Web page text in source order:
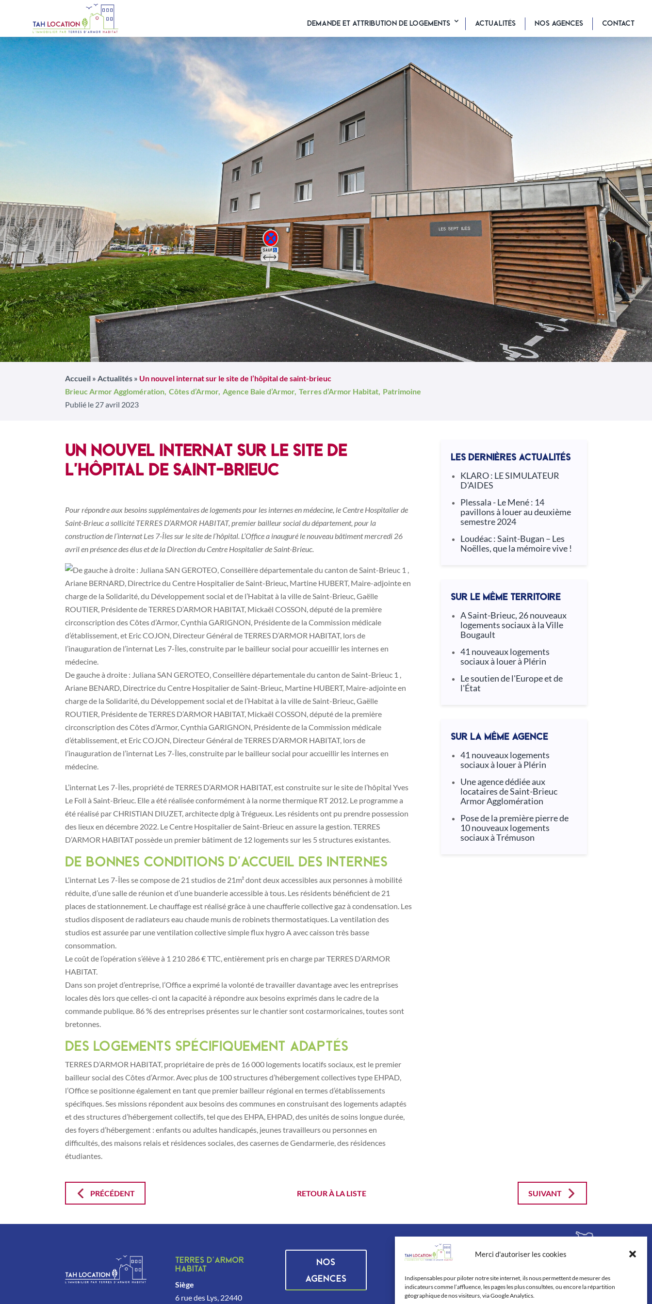
Merci d'autoriser les cookies
Indispensables pour piloter notre site internet, ils nous permettent de mesurer des
indicateurs comme l’affluence, les pages les plus consultées, ou encore la répartition
géographique de nos visiteurs, via Google Analytics.
DEMANDE ET ATTRIBUTION DE LOGEMENTS ACTUALITÉS NOS AGENCES CONTACT
Accueil »Actualités » Un nouvel internat sur le site de l’hôpital de saint-brieuc
Brieuc Armor Agglomération, Côtes d’Armor, Agence Baie d’Armor, Terres d’Armor Habitat, Patrimoine
Publié le 27 avril 2023
UN NOUVEL INTERNAT SUR LE SITE DE
L’HÔPITAL DE SAINT-BRIEUC
Pour répondre aux besoins supplémentaires de logements pour les internes en médecine, le Centre Hospitalier de
Saint-Brieuc a sollicité TERRES D’ARMOR HABITAT, premier bailleur social du département, pour la
construction de l’internat Les 7-Îles sur le site de l’hôpital. L’Office a inauguré le nouveau bâtiment mercredi 26
avril en présence des élus et de la Direction du Centre Hospitalier de Saint-Brieuc.
De gauche à droite : Juliana SAN GEROTEO, Conseillère départementale du canton de Saint-Brieuc 1 ,
Ariane BENARD, Directrice du Centre Hospitalier de Saint-Brieuc, Martine HUBERT, Maire-adjointe en
charge de la Solidarité, du Développement social et de l’Habitat à la ville de Saint-Brieuc, Gaëlle
ROUTIER, Présidente de TERRES D’ARMOR HABITAT, Mickaël COSSON, député de la première
circonscription des Côtes d’Armor, Cynthia GARIGNON, Présidente de la Commission médicale
d’établissement, et Eric COJON, Directeur Général de TERRES D’ARMOR HABITAT, lors de
l’inauguration de l’internat Les 7-Îles, construite par le bailleur social pour accueillir les internes en
médecine.
L’internat Les 7-Îles, propriété de TERRES D’ARMOR HABITAT, est construite sur le site de l’hôpital Yves
Le Foll à Saint-Brieuc. Elle a été réalisée conformément à la norme thermique RT 2012. Le programme a
été réalisé par CHRISTIAN DIUZET, architecte dplg à Trégueux. Les résidents ont pu prendre possession
des lieux en décembre 2022. Le Centre Hospitalier de Saint-Brieuc en assure la gestion. TERRES
D’ARMOR HABITAT possède un premier bâtiment de 12 logements sur les 5 structures existantes.
De bonnes conditions d’accueil des internes
L’internat Les 7-Îles se compose de 21 studios de 21m² dont deux accessibles aux personnes à mobilité
réduite, d’une salle de réunion et d’une buanderie accessible à tous. Les résidents bénéficient de 21
places de stationnement. Le chauffage est réalisé grâce à une chaufferie collective gaz à condensation. Les
studios disposent de radiateurs eau chaude munis de robinets thermostatiques. La ventilation des
studios est assurée par une ventilation collective simple flux hygro A avec caisson très basse
consommation.
Le coût de l’opération s’élève à 1 210 286 € TTC, entièrement pris en charge par TERRES D’ARMOR
HABITAT.
Dans son projet d’entreprise, l’Office a exprimé la volonté de travailler davantage avec les entreprises
locales dès lors que celles-ci ont la capacité à répondre aux besoins exprimés dans le cadre de la
commande publique. 86 % des entreprises présentes sur le chantier sont costarmoricaines, toutes sont
bretonnes.
Des logements spécifiquement adaptés
TERRES D’ARMOR HABITAT, propriétaire de près de 16 000 logements locatifs sociaux, est le premier
bailleur social des Côtes d’Armor. Avec plus de 100 structures d’hébergement collectives type EHPAD,
l’Office se positionne également en tant que premier bailleur régional en termes d’établissements
spécifiques. Ses missions répondent aux besoins des communes en construisant des logements adaptés
et des structures d’hébergement collectifs, tel que des EHPA, EHPAD, des unités de soins longue durée,
des foyers d’hébergement : enfants ou adultes handicapés, jeunes travailleurs ou personnes en
difficultés, des maisons relais et résidences sociales, des casernes de Gendarmerie, des résidences
étudiantes.
LES DERNIÈRES ACTUALITÉS
KLARO : LE SIMULATEUR
D’AIDES
Plessala - Le Mené : 14
pavillons à louer au deuxième
semestre 2024
Loudéac : Saint-Bugan – Les
Noëlles, que la mémoire vive !
SUR LE MÊME TERRITOIRE
A Saint-Brieuc, 26 nouveaux
logements sociaux à la Ville
Bougault
41 nouveaux logements
sociaux à louer à Plérin
Le soutien de l'Europe et de
l'État
SUR LA MÊME AGENCE
41 nouveaux logements
sociaux à louer à Plérin
Une agence dédiée aux
locataires de Saint-Brieuc
Armor Agglomération
Pose de la première pierre de
10 nouveaux logements
sociaux à Trémuson
PRÉCÉDENT RETOUR À LA LISTE SUIVANT
Terres d’Armor
Habitat
Siège
6 rue des Lys, 22440
NOS
AGENCES
Liens utiles
Accueil
Plan du site